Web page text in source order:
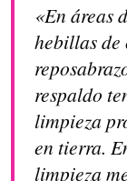
«En áreas
hebillas de
respaldo
limpieza
en tierra.
limpieza